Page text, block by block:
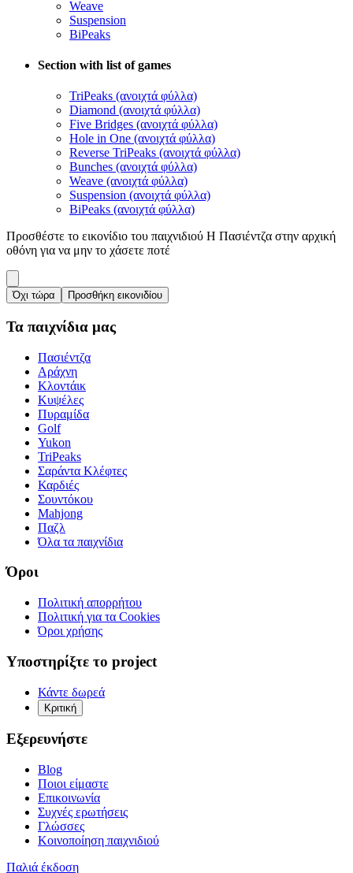
Weave
Suspension
BiPeaks
Section with list of games
TriPeaks (ανοιχτά φύλλα)
Diamond (ανοιχτά φύλλα)
Five Bridges (ανοιχτά φύλλα)
Hole in One (ανοιχτά φύλλα)
Reverse TriPeaks (ανοιχτά φύλλα)
Bunches (ανοιχτά φύλλα)
Weave (ανοιχτά φύλλα)
Suspension (ανοιχτά φύλλα)
BiPeaks (ανοιχτά φύλλα)
Προσθέστε το εικονίδιο του παιχνιδιού Η Πασιέντζα στην αρχική
οθόνη για να μην το χάσετε ποτέ
Όχι τώρα Προσθήκη εικονιδίου
Τα παιχνίδια μας
Πασιέντζα
Αράχνη
Κλοντάικ
Κυψέλες
Πυραμίδα
Golf
Yukon
TriPeaks
Σαράντα Κλέφτες
Καρδιές
Σουντόκου
Mahjong
Παζλ
Όλα τα παιχνίδια
Όροι
Πολιτική απορρήτου
Πολιτική για τα Cookies
Όροι χρήσης
Υποστηρίξτε το project
Κάντε δωρεά
Κριτική
Εξερευνήστε
Blog
Ποιοι είμαστε
Επικοινωνία
Συχνές ερωτήσεις
Γλώσσες
Κοινοποίηση παιχνιδιού
Παλιά έκδοση